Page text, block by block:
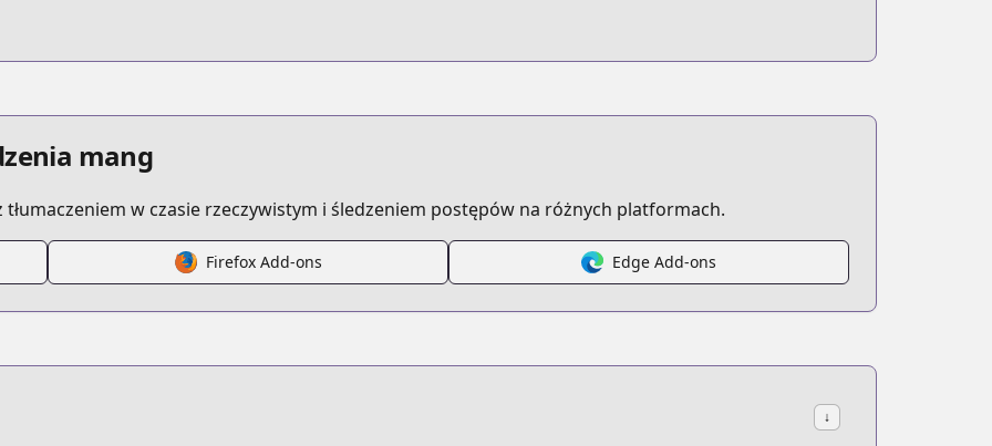
mang
w czasie rzeczywistym i śledzeniem postępów na różnych platformach.
Firefox Add-ons Edge Add-ons
↓